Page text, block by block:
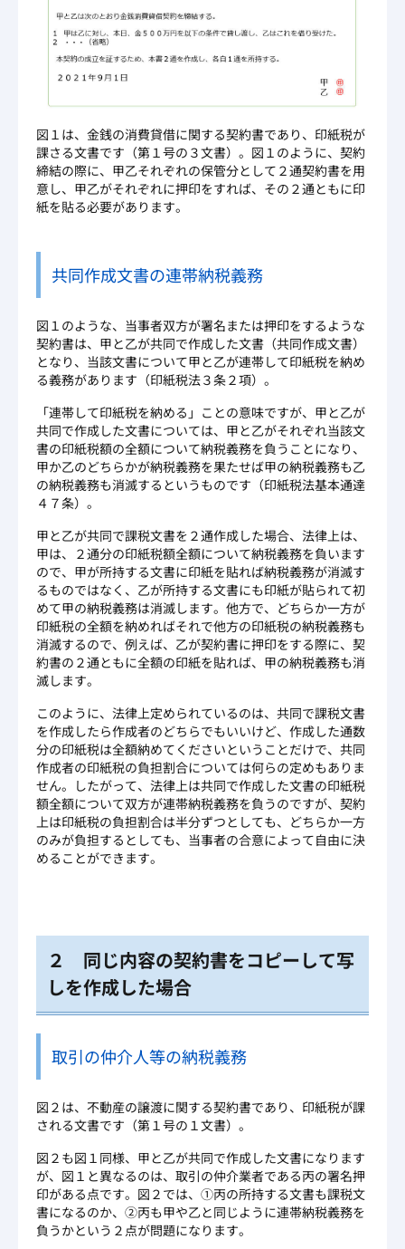
図１は、金銭の消費貸借に関する契約書であり、印紙税が
課さる文書です（第１号の３文書）。図１のように、契約
締結の際に、甲乙それぞれの保管分として２通契約書を用
意し、甲乙がそれぞれに押印をすれば、その２通ともに印
紙を貼る必要があります。
共同作成文書の連帯納税義務
図１のような、当事者双方が署名または押印をするような
契約書は、甲と乙が共同で作成した文書（共同作成文書）
となり、当該文書について甲と乙が連帯して印紙税を納め
る義務があります（印紙税法３条２項）。
「連帯して印紙税を納める」ことの意味ですが、甲と乙が
共同で作成した文書については、甲と乙がそれぞれ当該文
書の印紙税額の全額について納税義務を負うことになり、
甲か乙のどちらかが納税義務を果たせば甲の納税義務も乙
の納税義務も消滅するというものです（印紙税法基本通達
４７条）。
甲と乙が共同で課税文書を２通作成した場合、法律上は、
甲は、２通分の印紙税額全額について納税義務を負います
ので、甲が所持する文書に印紙を貼れば納税義務が消滅す
るものではなく、乙が所持する文書にも印紙が貼られて初
めて甲の納税義務は消滅します。他方で、どちらか一方が
印紙税の全額を納めればそれで他方の印紙税の納税義務も
消滅するので、例えば、乙が契約書に押印をする際に、契
約書の２通ともに全額の印紙を貼れば、甲の納税義務も消
滅します。
このように、法律上定められているのは、共同で課税文書
を作成したら作成者のどちらでもいいけど、作成した通数
分の印紙税は全額納めてくださいということだけで、共同
作成者の印紙税の負担割合については何らの定めもありま
せん。したがって、法律上は共同で作成した文書の印紙税
額全額について双方が連帯納税義務を負うのですが、契約
上は印紙税の負担割合は半分ずつとしても、どちらか一方
のみが負担するとしても、当事者の合意によって自由に決
めることができます。
２ 同じ内容の契約書をコピーして写
しを作成した場合
取引の仲介人等の納税義務
図２は、不動産の譲渡に関する契約書であり、印紙税が課
される文書です（第１号の１文書）。
図２も図１同様、甲と乙が共同で作成した文書になります
が、図１と異なるのは、取引の仲介業者である丙の署名押
印がある点です。図２では、①丙の所持する文書も課税文
書になるのか、②丙も甲や乙と同じように連帯納税義務を
負うかという２点が問題になります。